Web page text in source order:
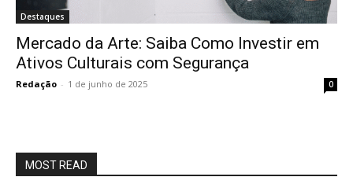
Destaques
Mercado da Arte: Saiba Como Investir em
Ativos Culturais com Segurança
Redação - 1 de junho de 2025 0
MOST READ